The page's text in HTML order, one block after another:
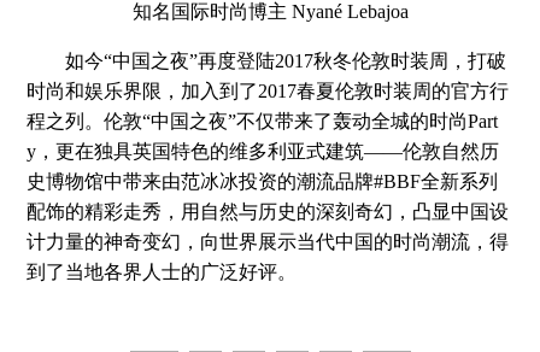
知名国际时尚博主 Nyané Lebajoa
如今“中国之夜”再度登陆2017秋冬伦敦时装周，打破
时尚和娱乐界限，加入到了2017春夏伦敦时装周的官方行
程之列。伦敦“中国之夜”不仅带来了轰动全城的时尚Part
y，更在独具英国特色的维多利亚式建筑——伦敦自然历
史博物馆中带来由范冰冰投资的潮流品牌#BBF全新系列
配饰的精彩走秀，用自然与历史的深刻奇幻，凸显中国设
计力量的神奇变幻，向世界展示当代中国的时尚潮流，得
到了当地各界人士的广泛好评。